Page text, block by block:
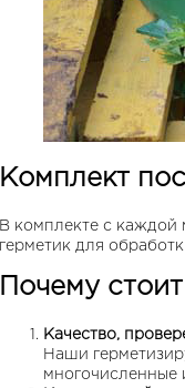
Комплект
В комплекте с каждой
герметик для
Почему
Качество,
Наши
многочисленные